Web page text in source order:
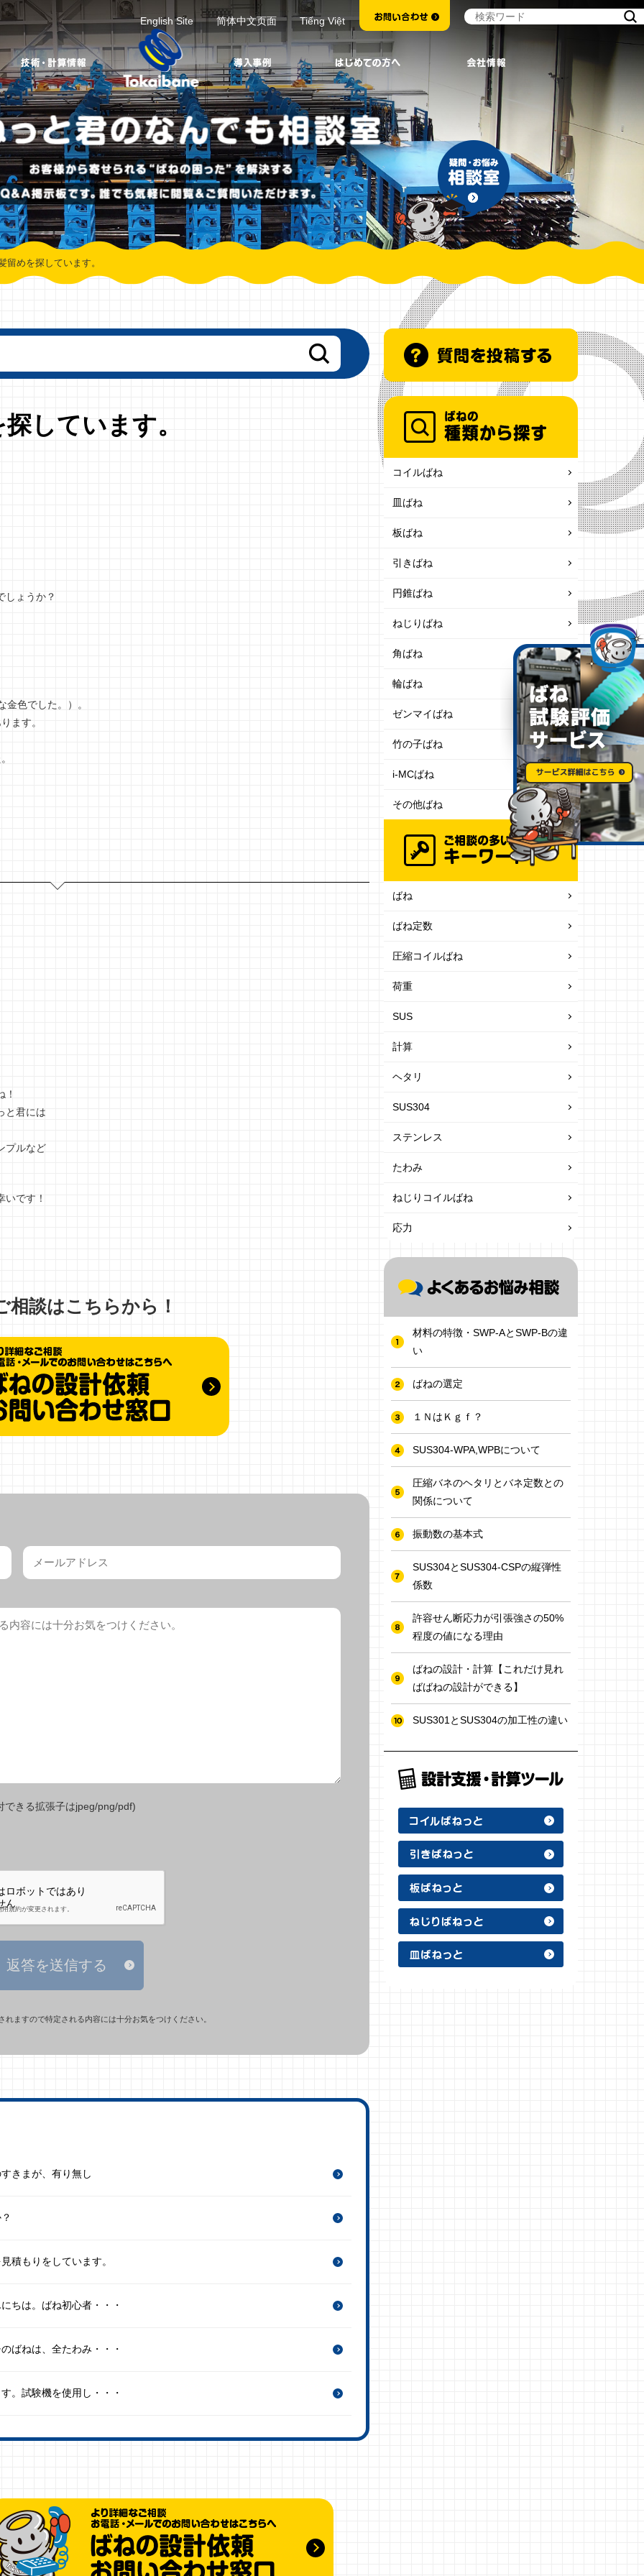
English Site 简体中文页面 Tiếng Việt
留めを探しています。
しています。
しょうか？
色でした。）。
ます。
と君には
プルなど
です！
相談はこちらから！
できる拡張子はjpeg/png/pdf)
返答を送信する
ますので特定される内容には十分お気をつけください。
きまが、有り無し
積もりをしています。
ちは。ばね初心者・・・
ばねは、全たわみ・・・
。試験機を使用し・・・
コイルばね
皿ばね
板ばね
引きばね
円錐ばね
ねじりばね
角ばね
輪ばね
ゼンマイばね
竹の子ばね
i-MCばね
その他ばね
ばね
ばね定数
圧縮コイルばね
荷重
SUS
計算
ヘタリ
SUS304
ステンレス
たわみ
ねじりコイルばね
応力
材料の特徴・SWP-AとSWP-Bの違
い
ばねの選定
１ＮはＫｇｆ？
SUS304-WPA,WPBについて
圧縮バネのヘタリとバネ定数との
関係について
振動数の基本式
SUS304とSUS304-CSPの縦弾性
係数
許容せん断応力が引張強さの50%
程度の値になる理由
ばねの設計・計算【これだけ見れ
ばばねの設計ができる】
SUS301とSUS304の加工性の違い